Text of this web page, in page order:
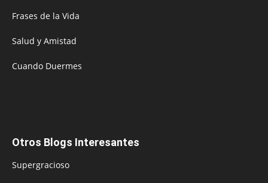
Frases de la Vida
Salud y Amistad
Cuando Duermes
Otros Blogs Interesantes
Supergracioso